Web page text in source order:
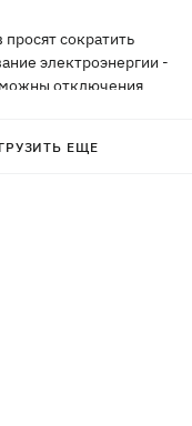
сократить
электроэнергии -
отключения
погиб от удара
ЕЩЕ